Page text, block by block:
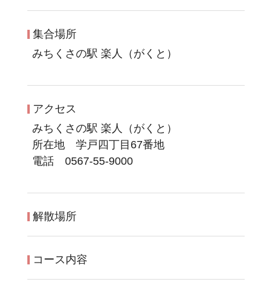
集合場所
みちくさの駅 楽人（がくと）
アクセス
みちくさの駅 楽人（がくと）
所在地 学戸四丁目67番地
電話 0567-55-9000
解散場所
コース内容